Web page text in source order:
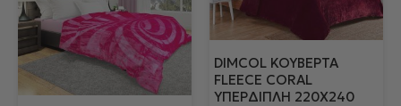
DIMCOL ΚΟΥΒΈΡΤΑ
FLEECE CORAL
ΥΠΈΡΔΙΠΛΗ 220X240